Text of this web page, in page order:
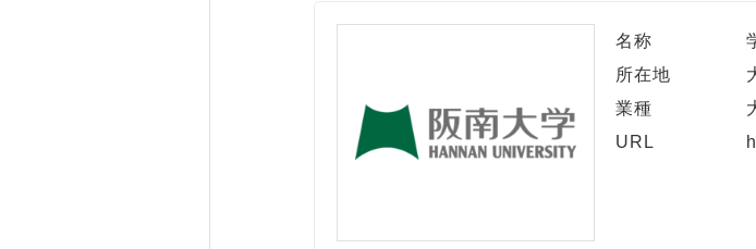
名称
所在地
業種
URL